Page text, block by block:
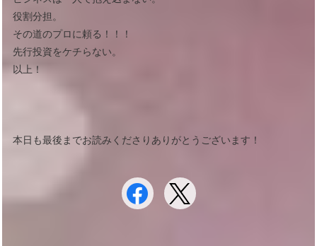
役割分担。
その道のプロに頼る！！！
先行投資をケチらない。
以上！
本日も最後までお読みくださりありがとうございます！